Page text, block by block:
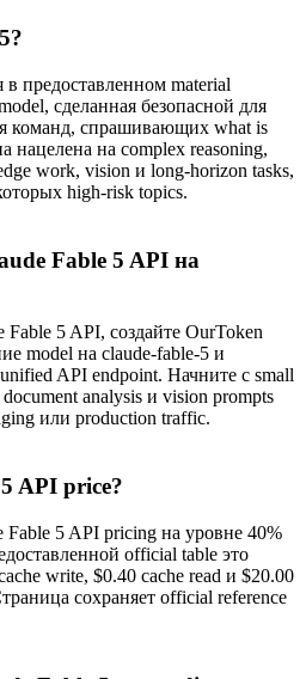
в предоставленном material
сделанная безопасной для
команд, спрашивающих what is
нацелена на complex reasoning,
work, vision и long-horizon tasks,
high-risk topics.
Fable 5 API на
5 API, создайте OurToken
model на claude-fable-5 и
unified API endpoint. Начните с small
analysis и vision prompts
или production traffic.
API price?
Fable 5 API pricing на уровне 40%
official table это
write, $0.40 cache read и $20.00
сохраняет official reference